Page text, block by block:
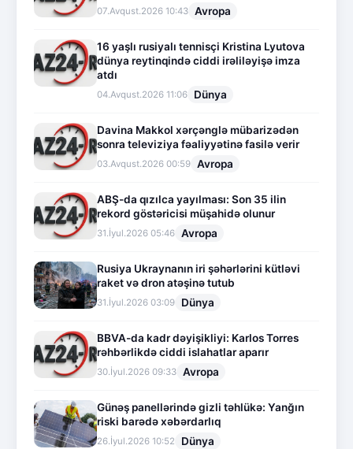
07.Avqust.2026 10:43 Avropa
16 yaşlı rusiyalı tennisçi Kristina Lyutova
dünya reytinqində ciddi irəliləyişə imza
atdı
04.Avqust.2026 11:06 Dünya
Davina Makkol xərçənglə mübarizədən
sonra televiziya fəaliyyətinə fasilə verir
03.Avqust.2026 00:59 Avropa
ABŞ-da qızılca yayılması: Son 35 ilin
rekord göstəricisi müşahidə olunur
31.İyul.2026 05:46 Avropa
Rusiya Ukraynanın iri şəhərlərini kütləvi
raket və dron atəşinə tutub
31.İyul.2026 03:09 Dünya
BBVA-da kadr dəyişikliyi: Karlos Torres
rəhbərlikdə ciddi islahatlar aparır
30.İyul.2026 09:33 Avropa
Günəş panellərində gizli təhlükə: Yanğın
riski barədə xəbərdarlıq
26.İyul.2026 10:52 Dünya